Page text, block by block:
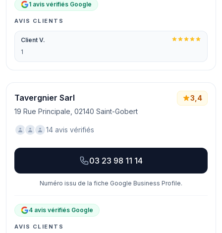
1 avis vérifiés Google
AVIS CLIENTS
Client V.
1
Tavergnier Sarl
19 Rue Principale, 02140 Saint-Gobert
3,4
14 avis vérifiés
03 23 98 11 14
Numéro issu de la fiche Google Business Profile.
4 avis vérifiés Google
AVIS CLIENTS